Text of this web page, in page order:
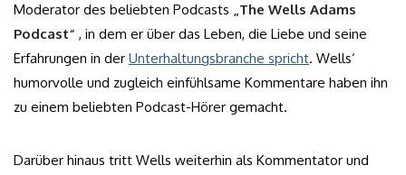
Moderator des beliebten Podcasts „The Wells Adams
Podcast“ , in dem er über das Leben, die Liebe und seine
Erfahrungen in der Unterhaltungsbranche spricht. Wells‘
humorvolle und zugleich einfühlsame Kommentare haben ihn
zu einem beliebten Podcast-Hörer gemacht.
Darüber hinaus tritt Wells weiterhin als Kommentator und